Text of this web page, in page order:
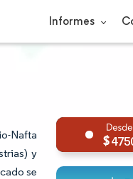
Informes
Nafta
y
se